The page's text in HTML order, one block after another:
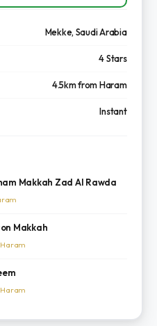
Mekke, Saudi Arabia
4 Stars
4.5km from Haram
Instant
Makkah Zad Al Rawda
Makkah
Haram
Haram